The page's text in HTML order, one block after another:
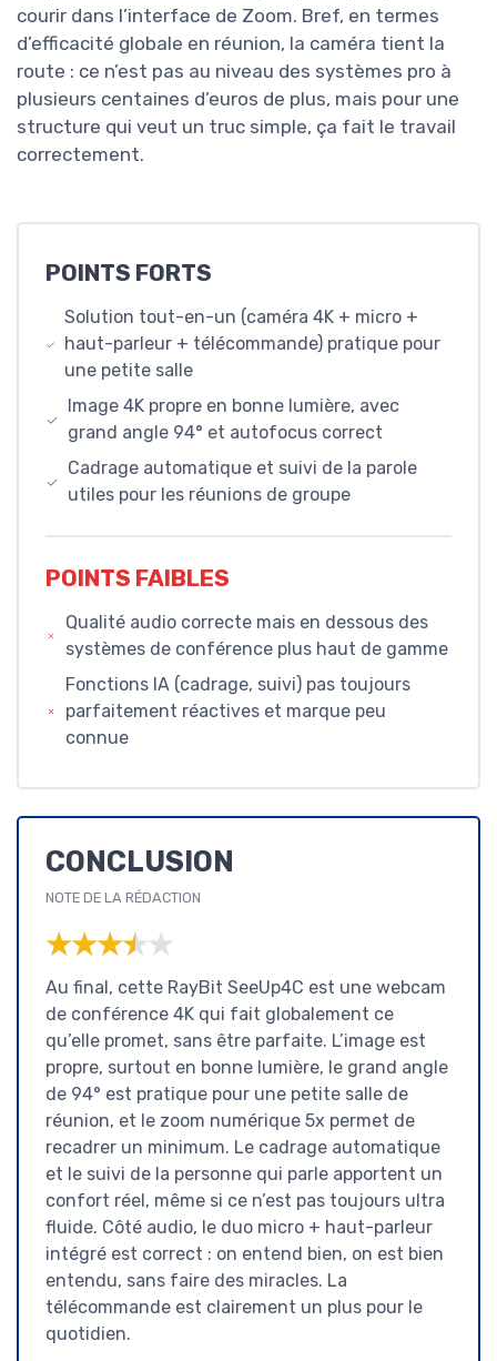
courir dans l’interface de Zoom. Bref, en termes
d’efficacité globale en réunion, la caméra tient la
route : ce n’est pas au niveau des systèmes pro à
plusieurs centaines d’euros de plus, mais pour une
structure qui veut un truc simple, ça fait le travail
correctement.
POINTS FORTS
Solution tout-en-un (caméra 4K + micro +
haut-parleur + télécommande) pratique pour
une petite salle
Image 4K propre en bonne lumière, avec
grand angle 94° et autofocus correct
Cadrage automatique et suivi de la parole
utiles pour les réunions de groupe
POINTS FAIBLES
Qualité audio correcte mais en dessous des
systèmes de conférence plus haut de gamme
Fonctions IA (cadrage, suivi) pas toujours
parfaitement réactives et marque peu
connue
CONCLUSION
NOTE DE LA RÉDACTION
★★★★★
★★★★★
Au final, cette RayBit SeeUp4C est une webcam
de conférence 4K qui fait globalement ce
qu’elle promet, sans être parfaite. L’image est
propre, surtout en bonne lumière, le grand angle
de 94° est pratique pour une petite salle de
réunion, et le zoom numérique 5x permet de
recadrer un minimum. Le cadrage automatique
et le suivi de la personne qui parle apportent un
confort réel, même si ce n’est pas toujours ultra
fluide. Côté audio, le duo micro + haut-parleur
intégré est correct : on entend bien, on est bien
entendu, sans faire des miracles. La
télécommande est clairement un plus pour le
quotidien.